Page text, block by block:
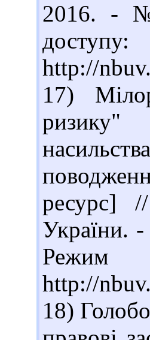
2016. -
доступу:
http://
17)
ресурс]
України.
http://
18)